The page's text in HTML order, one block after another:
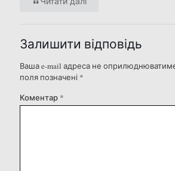
Залишити відповідь
Ваша e-mail адреса не
поля позначені *
Коментар *